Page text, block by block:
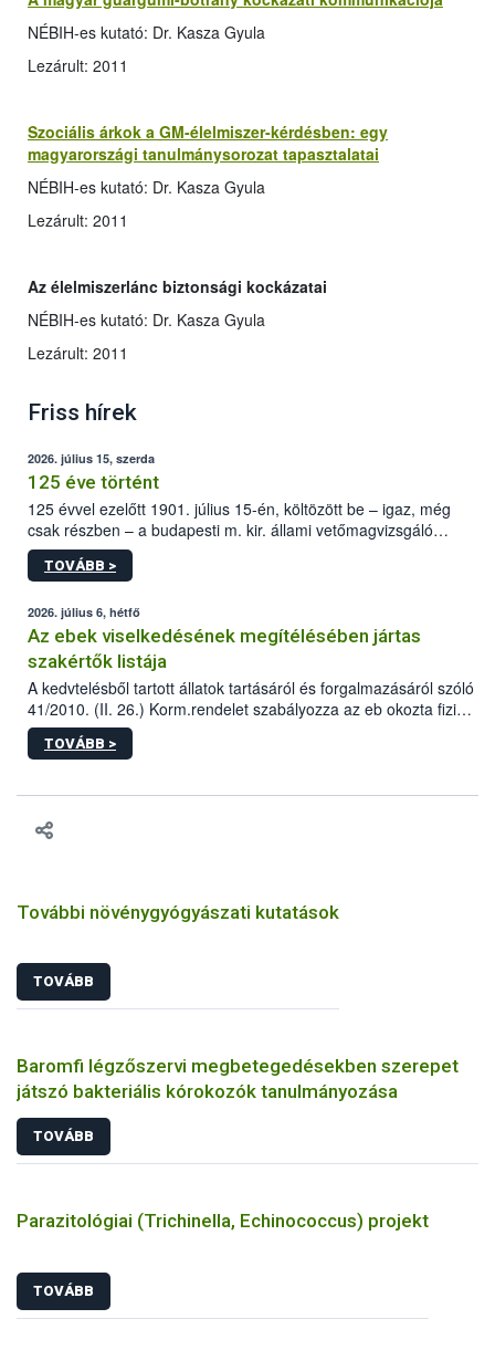
NÉBIH-es kutató: Dr. Kasza Gyula
Lezárult: 2011
Szociális árkok a GM-élelmiszer-kérdésben: egy
magyarországi tanulmánysorozat tapasztalatai
NÉBIH-es kutató: Dr. Kasza Gyula
Lezárult: 2011
Az élelmiszerlánc biztonsági kockázatai
NÉBIH-es kutató: Dr. Kasza Gyula
Lezárult: 2011
Friss hírek
2026. július 15, szerda
125 éve történt
125 évvel ezelőtt 1901. július 15-én, költözött be – igaz, még
csak részben – a budapesti m. kir. állami vetőmagvizsgáló
állomás a Kis Rókus utca 15. szám alatti, Czigler Győző által
tervezett új épületébe.
TOVÁBB >
2026. július 6, hétfő
Az ebek viselkedésének megítélésében jártas
szakértők listája
A kedvtelésből tartott állatok tartásáról és forgalmazásáról szóló
41/2010. (II. 26.) Korm.rendelet szabályozza az eb okozta fizikai
sérülés, illetve ennek veszélye keletkezésekor felmerülő
hatósági feladatokat, valamint a veszélyes eb tartását és annak
vonni az ebek viselkedésének megítélésében jártas szakértőt.
TOVÁBB >
További növénygyógyászati kutatások
TOVÁBB
Baromfi légzőszervi megbetegedésekben szerepet
játszó bakteriális kórokozók tanulmányozása
TOVÁBB
Parazitológiai (Trichinella, Echinococcus) projekt
TOVÁBB